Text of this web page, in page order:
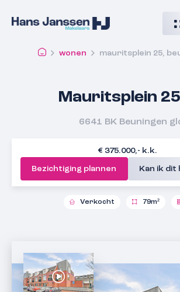
wonen mauritsplein 25,
Mauritsplein 25
6641 BK Beuningen
€ 375.000,- k.k.
Bezichtiging plannen Kan ik dit
Verkocht 79m²